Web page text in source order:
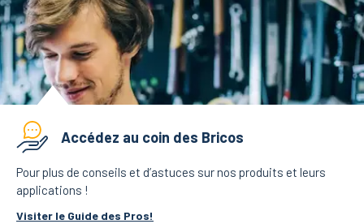
Accédez au coin des Bricos
Pour plus de conseils et d’astuces sur nos produits et leurs
applications !
Visiter le Guide des Pros!